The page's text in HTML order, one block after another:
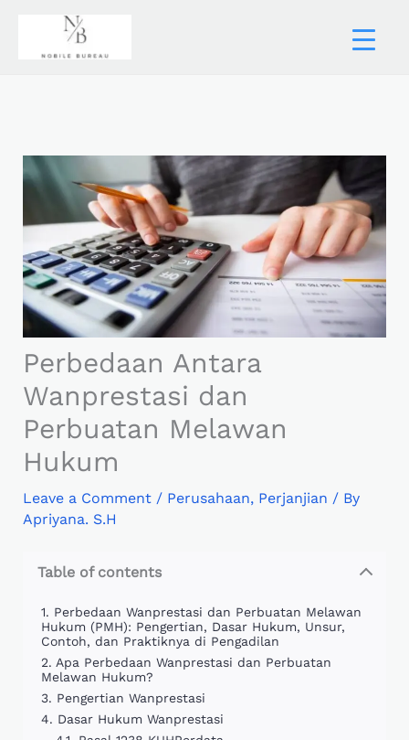
Perbedaan Antara
Wanprestasi dan
Perbuatan Melawan
Hukum
Leave a Comment / Perusahaan, Perjanjian / By
Apriyana. S.H
Table of contents
Perbedaan Wanprestasi dan Perbuatan Melawan
Hukum (PMH): Pengertian, Dasar Hukum, Unsur,
Contoh, dan Praktiknya di Pengadilan
Apa Perbedaan Wanprestasi dan Perbuatan
Melawan Hukum?
Pengertian Wanprestasi
Dasar Hukum Wanprestasi